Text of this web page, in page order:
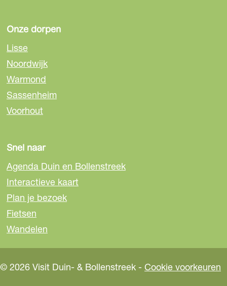
n
a
o
p
F
a
c
e
o
k
n
o
p
e
-
m
a
n
p
W
h
A
p
Onze dorpen
Lisse
Noordwijk
Warmond
Sassenheim
Voorhout
Snel naar
Agenda Duin en Bollenstreek
Interactieve kaart
Plan je bezoek
Fietsen
Wandelen
© 2026 Visit Duin- & Bollenstreek - Cookie voorkeuren